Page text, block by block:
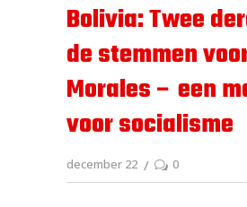
Bolivia: Twee
de stemmen
Morales – een
voor socialisme
december 22 0